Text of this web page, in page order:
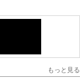
もっと見る